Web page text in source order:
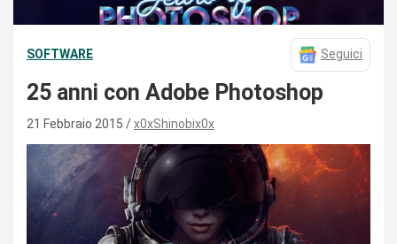
SOFTWARE Seguici
25 anni con Adobe Photoshop
21 Febbraio 2015 x0xShinobix0x